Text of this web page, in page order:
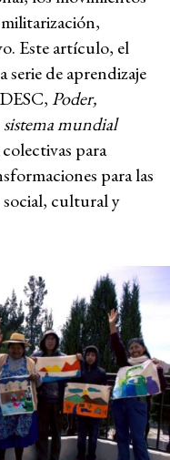
Este artículo, el
serie de aprendizaje
Poder,
mundial
colectivas para
para las
cultural y